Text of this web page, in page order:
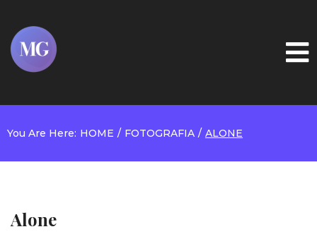
You Are Here: HOME / FOTOGRAFIA / ALONE
Alone